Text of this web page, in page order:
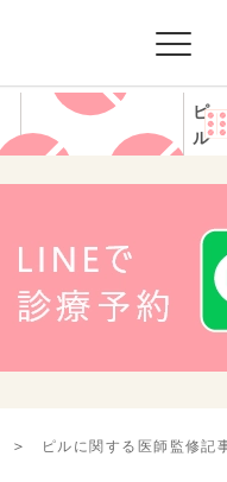
ピ
ル
ピルに関する医師監修記